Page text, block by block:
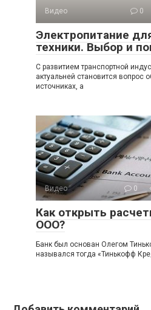
Видео 0
Электропитание
техники. Выбор и
С развитием транспортной
актуальней становится вопрос
источниках, а
Видео 0
Как открыть
ООО?
Банк был основан Олегом
назывался тогда «Тинькофф